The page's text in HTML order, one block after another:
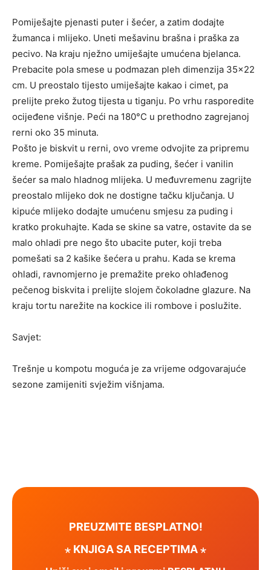
Pomiješajte pjenasti puter i šećer, a zatim dodajte
žumanca i mlijeko. Uneti mešavinu brašna i praška za
pecivo. Na kraju nježno umiješajte umućena bjelanca.
Prebacite pola smese u podmazan pleh dimenzija 35×22
cm. U preostalo tijesto umiješajte kakao i cimet, pa
prelijte preko žutog tijesta u tiganju. Po vrhu rasporedite
ocijeđene višnje. Peći na 180°C u prethodno zagrejanoj
rerni oko 35 minuta.
Pošto je biskvit u rerni, ovo vreme odvojite za pripremu
kreme. Pomiješajte prašak za puding, šećer i vanilin
šećer sa malo hladnog mlijeka. U međuvremenu zagrijte
preostalo mlijeko dok ne dostigne tačku ključanja. U
kipuće mlijeko dodajte umućenu smjesu za puding i
kratko prokuhajte. Kada se skine sa vatre, ostavite da se
malo ohladi pre nego što ubacite puter, koji treba
pomešati sa 2 kašike šećera u prahu. Kada se krema
ohladi, ravnomjerno je premažite preko ohlađenog
pečenog biskvita i prelijte slojem čokoladne glazure. Na
kraju tortu narežite na kockice ili rombove i poslužite.
Savjet:
Trešnje u kompotu moguća je za vrijeme odgovarajuće
sezone zamijeniti svježim višnjama.
PREUZMITE BESPLATNO!
⋆ KNJIGA SA RECEPTIMA ⋆